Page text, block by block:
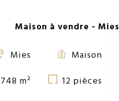
Maison à vendre - Mies
Mies
Maison
748 m²
12 pièces